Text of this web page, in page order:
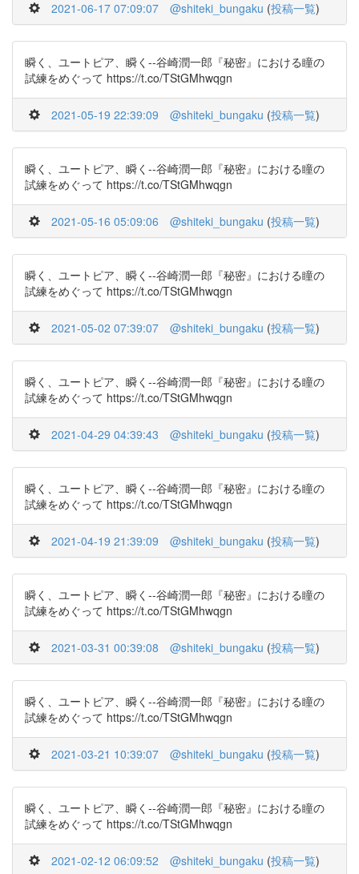
2021-06-17 07:09:07 @shiteki_bungaku (投稿一覧)
瞬く、ユートピア、瞬く--谷崎潤一郎『秘密』における瞳の
試練をめぐって https://t.co/TStGMhwqgn
2021-05-19 22:39:09 @shiteki_bungaku (投稿一覧)
瞬く、ユートピア、瞬く--谷崎潤一郎『秘密』における瞳の
試練をめぐって https://t.co/TStGMhwqgn
2021-05-16 05:09:06 @shiteki_bungaku (投稿一覧)
瞬く、ユートピア、瞬く--谷崎潤一郎『秘密』における瞳の
試練をめぐって https://t.co/TStGMhwqgn
2021-05-02 07:39:07 @shiteki_bungaku (投稿一覧)
瞬く、ユートピア、瞬く--谷崎潤一郎『秘密』における瞳の
試練をめぐって https://t.co/TStGMhwqgn
2021-04-29 04:39:43 @shiteki_bungaku (投稿一覧)
瞬く、ユートピア、瞬く--谷崎潤一郎『秘密』における瞳の
試練をめぐって https://t.co/TStGMhwqgn
2021-04-19 21:39:09 @shiteki_bungaku (投稿一覧)
瞬く、ユートピア、瞬く--谷崎潤一郎『秘密』における瞳の
試練をめぐって https://t.co/TStGMhwqgn
2021-03-31 00:39:08 @shiteki_bungaku (投稿一覧)
瞬く、ユートピア、瞬く--谷崎潤一郎『秘密』における瞳の
試練をめぐって https://t.co/TStGMhwqgn
2021-03-21 10:39:07 @shiteki_bungaku (投稿一覧)
瞬く、ユートピア、瞬く--谷崎潤一郎『秘密』における瞳の
試練をめぐって https://t.co/TStGMhwqgn
2021-02-12 06:09:52 @shiteki_bungaku (投稿一覧)